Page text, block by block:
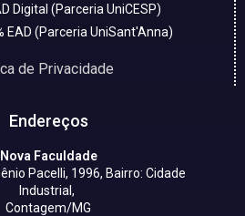
Digital (Parceria UniCESP)
EAD (Parceria UniSant'Anna)
de Privacidade
Endereços
Nova Faculdade
Pacelli, 1996, Bairro: Cidade
Industrial,
Contagem/MG